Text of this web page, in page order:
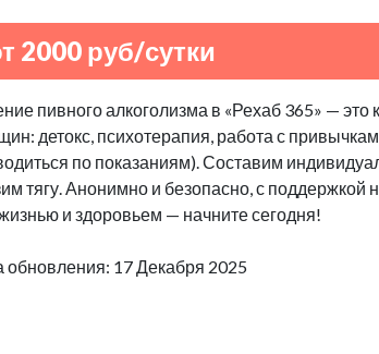
2000 руб/сутки
пивного алкоголизма в «Рехаб 365» —
детокс, психотерапия, работа с
по показаниям). Составим
тягу. Анонимно и безопасно, с
и здоровьем — начните сегодня!
обновления: 17 Декабря 2025